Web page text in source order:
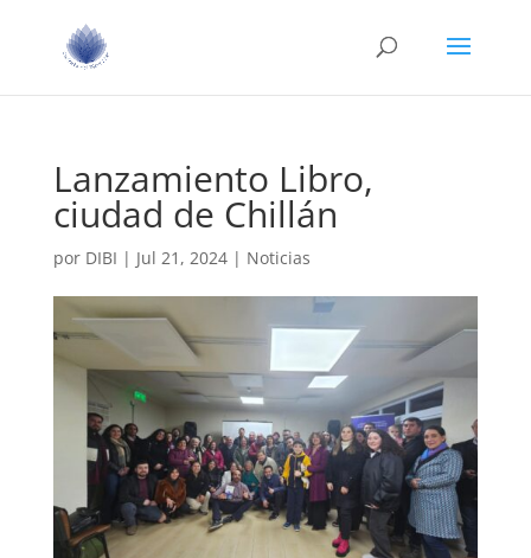
Lanzamiento Libro,
ciudad de Chillán
por DIBI | Jul 21, 2024| Noticias